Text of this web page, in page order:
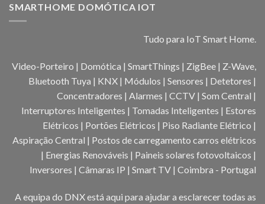
SMARTHOME DOMÓTICA IOT
Tudo para IoT Smart Home.
Video-Porteiro | Domótica | SmartThings | ZigBee | Z-Wave,
Bluetooth Tuya | KNX | Módulos | Sensores | Detetores |
Concentradores | Alarmes | CCTV | Som Central |
Interruptores Inteligentes | Tomadas Inteligentes | Estores
Elétricos | Portões Elétricos | Piso Radiante Elétrico |
Aspiração Central | Postos de carregamento carros elétricos
| Energias Renováveis | Paineis solares fotovoltaicos |
Inversores | Câmaras IP | Smart TV | Coimbra - Portugal
A equipa do DNX está aqui para ajudar a esclarecer todas as